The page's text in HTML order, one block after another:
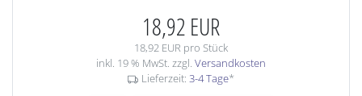
18,92 EUR
18,92 EUR pro Stück
inkl. 19 % MwSt. zzgl. Versandkosten
Lieferzeit: 3-4 Tage*